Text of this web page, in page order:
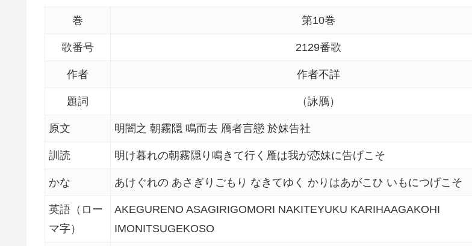
巻 第10巻
歌番号 2129番歌
作者 作者不詳
題詞 （詠鴈）
原文 明闇之 朝霧隠 鳴而去 鴈者言戀 於妹告社
訓読 明け暮れの朝霧隠り鳴きて行く雁は我が恋妹に告げこそ
かな あけぐれの あさぎりごもり なきてゆく かりはあがこひ いもにつげこそ
英語（ロー
マ字）
AKEGURENO ASAGIRIGOMORI NAKITEYUKU KARIHAAGAKOHI
IMONITSUGEKOSO